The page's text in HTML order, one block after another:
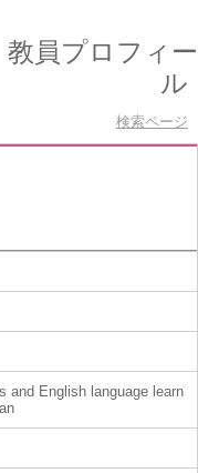
教員プロフィー
ル
検索ページ
and English language learn